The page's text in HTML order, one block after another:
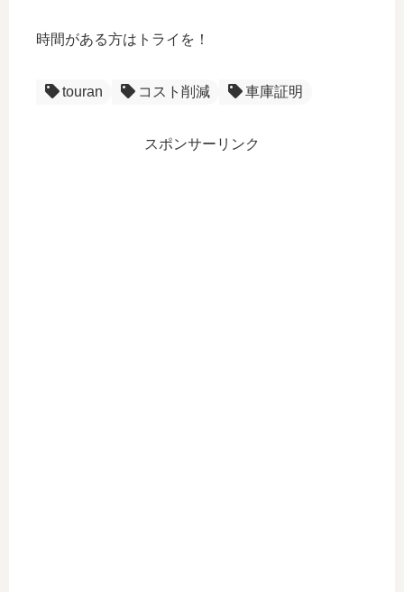
時間がある方はトライを！
touran コスト削減 車庫証明
スポンサーリンク